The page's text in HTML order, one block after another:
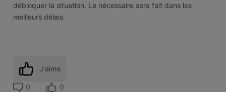
débloquer la situation. Le nécessaire sera fait dans les
meilleurs délais.
J'aime
0 0